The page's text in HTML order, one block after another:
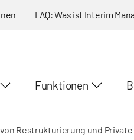
FAQ: Was ist Interim
Funktionen
Restrukturierung und